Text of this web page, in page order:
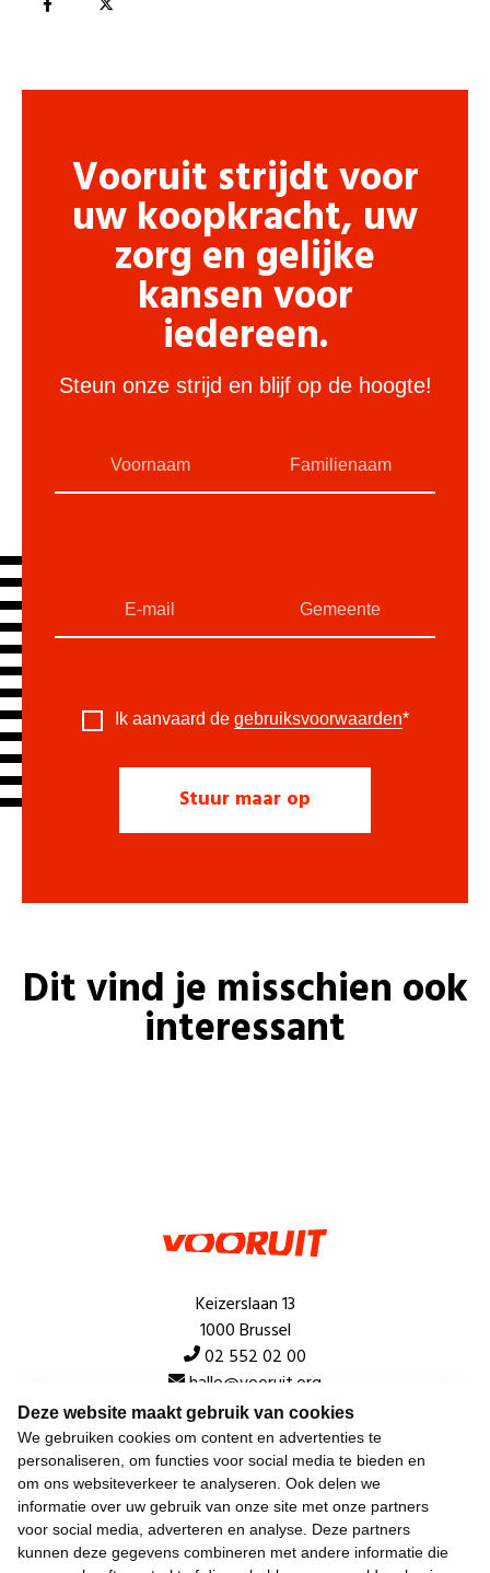
Deze website maakt gebruik van cookies
We gebruiken cookies om content en advertenties te
personaliseren, om functies voor social media te bieden en
om ons websiteverkeer te analyseren. Ook delen we
informatie over uw gebruik van onze site met onze partners
voor social media, adverteren en analyse. Deze partners
kunnen deze gegevens combineren met andere informatie die
Vooruit strijdt voor
uw koopkracht, uw
zorg en gelijke
kansen voor
iedereen.
Steun onze strijd en blijf op de hoogte!
Ik aanvaard de gebruiksvoorwaarden*
Dit vind je misschien ook
interessant
Keizerslaan 13
1000 Brussel
02 552 02 00
hallo@vooruit.org
Snel
Over de beweging
Algemeen